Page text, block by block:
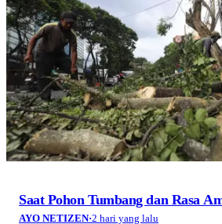
Rahasia Komunikasi Digital yang
Merek Kecantikan Mudah Diingat
AYO NETIZEN·3 hari yang lalu
Jelajah Gunung Salak Bogor:
Ratu, Harga Tiket, dan Cara